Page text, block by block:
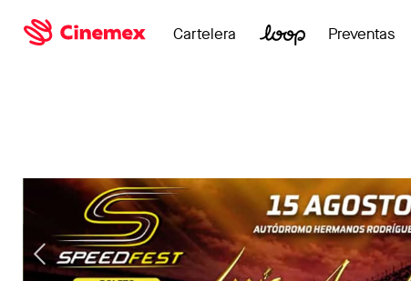
Cartelera Preventas